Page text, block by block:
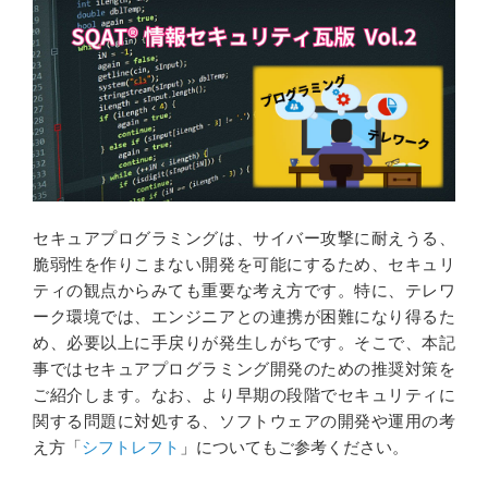
o
d
I
n
セキュアプログラミングは、サイバー攻撃に耐えうる、
脆弱性を作りこまない開発を可能にするため、セキュリ
ティの観点からみても重要な考え方です。特に、テレワ
ーク環境では、エンジニアとの連携が困難になり得るた
め、必要以上に手戻りが発生しがちです。そこで、本記
事ではセキュアプログラミング開発のための推奨対策を
ご紹介します。なお、より早期の段階でセキュリティに
関する問題に対処する、ソフトウェアの開発や運用の考
え方「シフトレフト 」についてもご参考ください。